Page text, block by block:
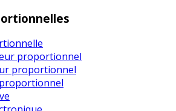
proportionnel
proportionnel